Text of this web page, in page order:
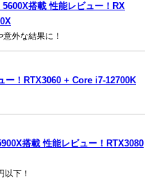
搭載 性能レビュー！RX
外な結果に！
ー！RTX3060 + Core i7-12700K
搭載 性能レビュー！RTX3080
以下！